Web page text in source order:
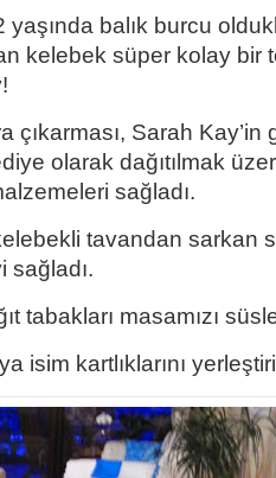
balık burcu
kelebek süper kolay
çıkarması, Sarah Kay’in
olarak dağıtılmak
sağladı.
tavandan sarkan
sağladı.
tabakları masamızı
isim kartlıklarını